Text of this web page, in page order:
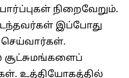
நிறைவேறும்.
இப்போது
சூட்சுமங்களைப்
உத்தியோகத்தில்